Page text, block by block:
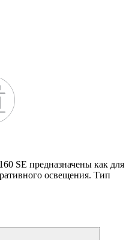
SE предназначены как для
освещения. Тип